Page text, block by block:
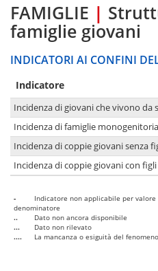
FAMIGLIE |
famiglie giovani
INDICATORI AI CONFINI
Indicatore
Incidenza di giovani che vivono da
Incidenza di famiglie
Incidenza di coppie giovani senza
Incidenza di coppie giovani con figli
-
Indicatore non applicabile per
denominatore
..
Dato non ancora disponibile
...
Dato non rilevato
....
La mancanza o esiguità del